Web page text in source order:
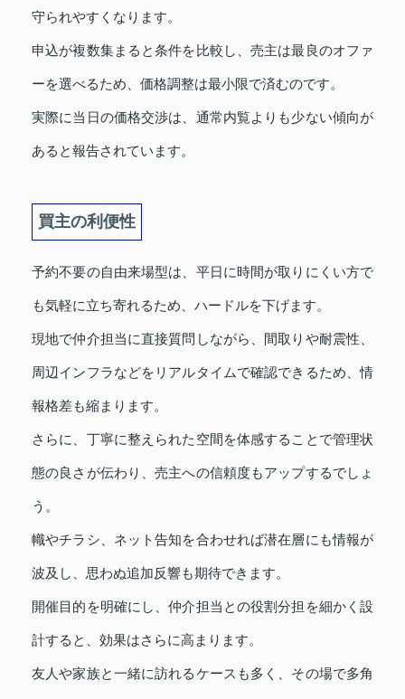
守られやすくなります。
申込が複数集まると条件を比較し、売主は最良のオファ
ーを選べるため、価格調整は最小限で済むのです。
実際に当日の価格交渉は、通常内覧よりも少ない傾向が
あると報告されています。
買主の利便性
予約不要の自由来場型は、平日に時間が取りにくい方で
も気軽に立ち寄れるため、ハードルを下げます。
現地で仲介担当に直接質問しながら、間取りや耐震性、
周辺インフラなどをリアルタイムで確認できるため、情
報格差も縮まります。
さらに、丁寧に整えられた空間を体感することで管理状
態の良さが伝わり、売主への信頼度もアップするでしょ
う。
幟やチラシ、ネット告知を合わせれば潜在層にも情報が
波及し、思わぬ追加反響も期待できます。
開催目的を明確にし、仲介担当との役割分担を細かく設
計すると、効果はさらに高まります。
友人や家族と一緒に訪れるケースも多く、その場で多角